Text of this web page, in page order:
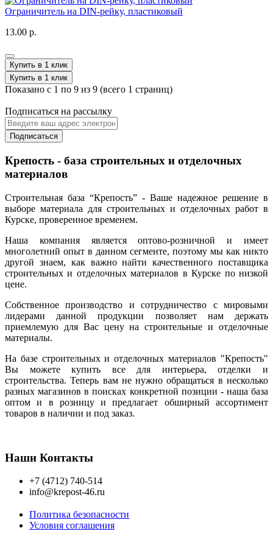
Ограничитель на DIN-рейку, пластиковый
13.00 р.
Купить в 1 клик
Купить в 1 клик
Показано с 1 по 9 из 9 (всего 1 страниц)
Подписаться на рассылку
Подписаться
Крепость - база строительных и отделочных
материалов
Строительная база “Крепость” - Ваше надежное решение в
выборе материала для строительных и отделочных работ в
Курске, проверенное временем.
Наша компания является оптово-розничной и имеет
многолетний опыт в данном сегменте, поэтому мы как никто
другой знаем, как важно найти качественного поставщика
строительных и отделочных материалов в Курске по низкой
цене.
Собственное производство и сотрудничество с мировыми
лидерами данной продукции позволяет нам держать
приемлемую для Вас цену на строительные и отделочные
материалы.
На базе строительных и отделочных материалов "Крепость"
Вы можете купить все для интерьера, отделки и
строительства. Теперь вам не нужно обращаться в несколько
разных магазинов в поисках конкретной позиции - наша база
оптом и в розницу и предлагает обширный ассортимент
товаров в наличии и под заказ.
Наши Контакты
+7 (4712) 740-514
info@krepost-46.ru
Политика безопасности
Условия соглашения